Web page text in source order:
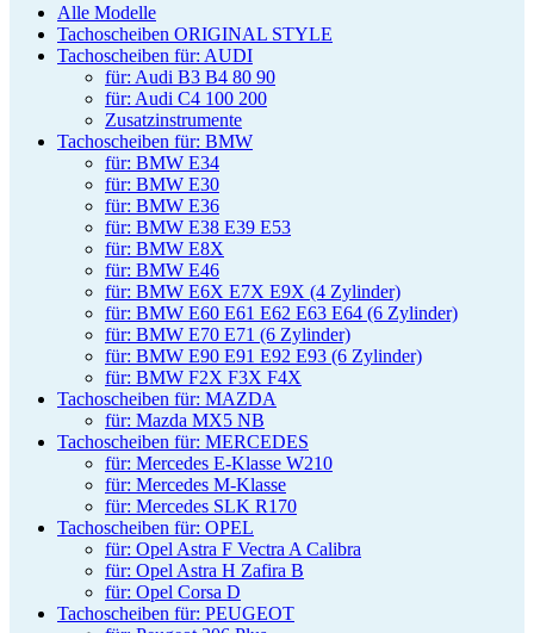
Alle Modelle
Tachoscheiben ORIGINAL STYLE
Tachoscheiben für: AUDI
für: Audi B3 B4 80 90
für: Audi C4 100 200
Zusatzinstrumente
Tachoscheiben für: BMW
für: BMW E34
für: BMW E30
für: BMW E36
für: BMW E38 E39 E53
für: BMW E8X
für: BMW E46
für: BMW E6X E7X E9X (4 Zylinder)
für: BMW E60 E61 E62 E63 E64 (6 Zylinder)
für: BMW E70 E71 (6 Zylinder)
für: BMW E90 E91 E92 E93 (6 Zylinder)
für: BMW F2X F3X F4X
Tachoscheiben für: MAZDA
für: Mazda MX5 NB
Tachoscheiben für: MERCEDES
für: Mercedes E-Klasse W210
für: Mercedes M-Klasse
für: Mercedes SLK R170
Tachoscheiben für: OPEL
für: Opel Astra F Vectra A Calibra
für: Opel Astra H Zafira B
für: Opel Corsa D
Tachoscheiben für: PEUGEOT